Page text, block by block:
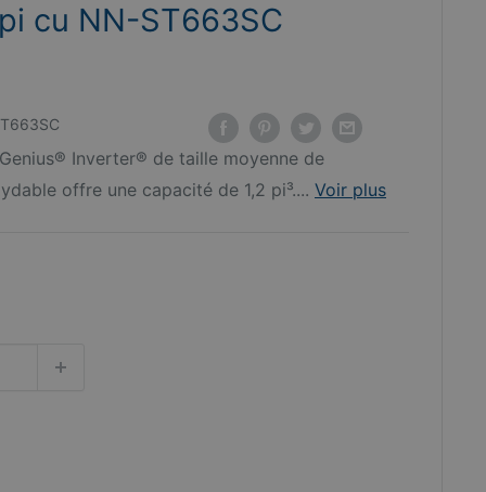
cu NN-ST663SC
Inverter® de taille moyenne de
offre une capacité de 1,2 pi³.... Voir plus